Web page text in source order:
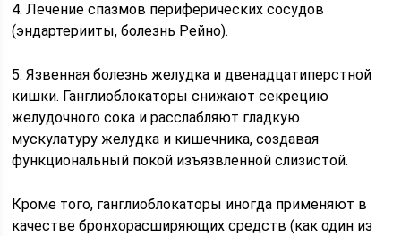
4. Лечение спазмов периферических сосудов
(эндартерииты, болезнь Рейно).
5. Язвенная болезнь желудка и двенадцатиперстной
кишки. Ганглиоблокаторы снижают секрецию
желудочного сока и расслабляют гладкую
мускулатуру желудка и кишечника, создавая
функциональный покой изъязвленной слизистой.
Кроме того, ганглиоблокаторы иногда применяют в
качестве бронхорасширяющих средств (как один из